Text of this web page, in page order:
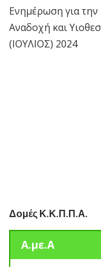
Πλοήγηση
άρθρων
Ενημέρωση για την
Αναδοχή και
(ΙΟΥΛΙΟΣ) 2024
Δομές Κ.Κ.Π.Π.Α.
Α.με.Α